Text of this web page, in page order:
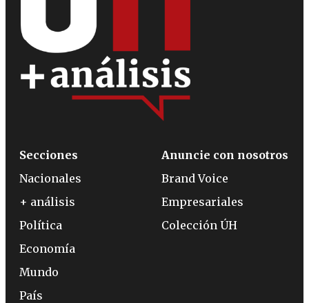
Secciones
Nacionales
+ análisis
Política
Economía
Mundo
País
Anuncie con nosotros
Brand Voice
Empresariales
Colección ÚH